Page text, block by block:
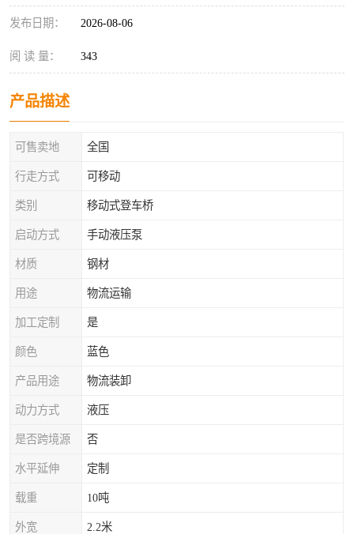
发布日期： 2026-08-06
阅 读 量： 343
产品描述
可售卖地 全国
行走方式 可移动
类别 移动式登车桥
启动方式 手动液压泵
材质 钢材
用途 物流运输
加工定制 是
颜色 蓝色
产品用途 物流装卸
动力方式 液压
是否跨境源 否
水平延伸 定制
载重 10吨
外宽 2.2米